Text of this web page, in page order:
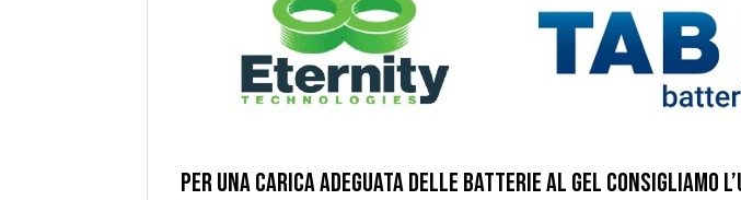
PER UNA CARICA ADEGUATA DELLE BATTERIE AL GEL CONSIGLIAMO